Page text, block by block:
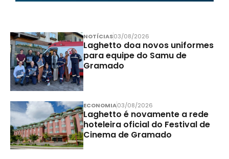
NOTÍCIAS03/08/2026
Laghetto doa novos uniformes
para equipe do Samu de
Gramado
ECONOMIA03/08/2026
Laghetto é novamente a rede
hoteleira oficial do Festival de
Cinema de Gramado